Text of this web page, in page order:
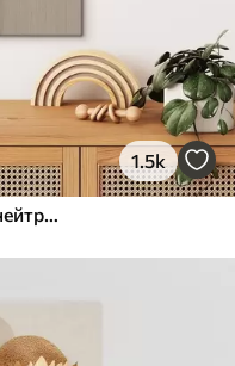
1.5k
Рельєфні кола та гілка в теплих нейтральних тонах